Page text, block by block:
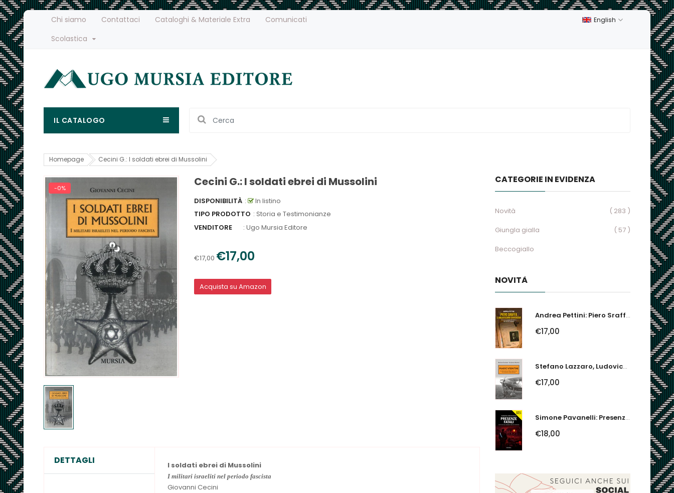
Chi siamo Contattaci Cataloghi & Materiale Extra
Comunicati
Scolastica
English
IL CATALOGO
Homepage Cecini G.: I soldati ebrei di Mussolini
-0% Cecini G.: I soldati ebrei di Mussolini
DISPONIBILITÀ :
In listino
TIPO PRODOTTO : Storia e Testimonianze
VENDITORE
: Ugo Mursia Editore
€17,00 €17,00
Acquista su Amazon
DETTAGLI I soldati ebrei di Mussolini
I militari israeliti nel periodo fascista
Giovanni Cecini
CATEGORIE IN EVIDENZA
Novità
( 283 )
Giungla gialla
( 57 )
Beccogiallo
NOVITÀ
Andrea Pettini: Piero Sraffa, Il Bibliotecario Sovversivo. Un Economista Nel...
€17,00
Stefano Lazzaro, Ludovico Slongo: Mario Visintini. Il Primo Asso Della...
€17,00
Simone Pavanelli: Presenze Fatali. I Fantasmi Del Ferrarese Urlano Giustizia
€18,00